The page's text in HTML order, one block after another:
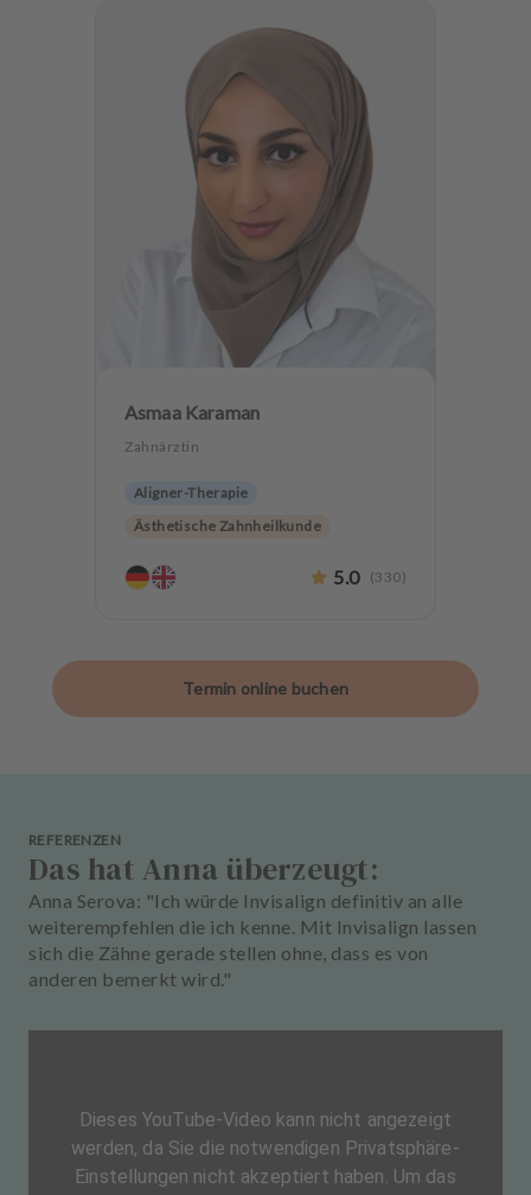
Asmaa Karaman
Zahnärztin
Aligner-Therapie
Ästhetische Zahnheilkunde
5.0 (330)
Termin online buchen
REFERENZEN
Das hat Anna überzeugt:
Anna Serova: "Ich würde Invisalign definitiv an alle
weiterempfehlen die ich kenne. Mit Invisalign lassen
sich die Zähne gerade stellen ohne, dass es von
anderen bemerkt wird."
Dieses YouTube-Video kann nicht angezeigt
werden, da Sie die notwendigen Privatsphäre-
Einstellungen nicht akzeptiert haben. Um das